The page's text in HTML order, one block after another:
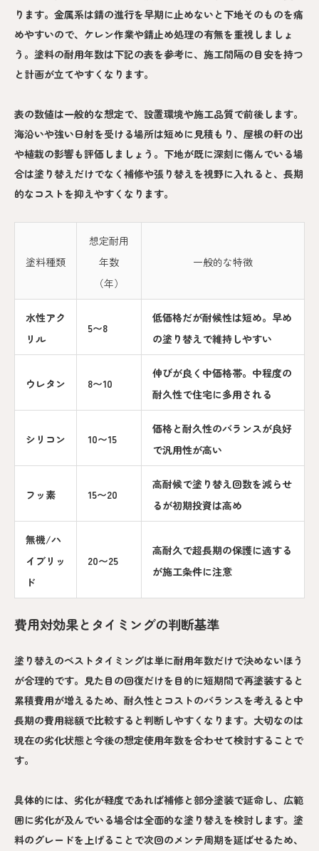
ります。金属系は錆の進行を早期に止めないと下地そのものを痛
めやすいので、ケレン作業や錆止め処理の有無を重視しましょ
う。塗料の耐用年数は下記の表を参考に、施工間隔の目安を持つ
と計画が立てやすくなります。
表の数値は一般的な想定で、設置環境や施工品質で前後します。
海沿いや強い日射を受ける場所は短めに見積もり、屋根の軒の出
や植栽の影響も評価しましょう。下地が既に深刻に傷んでいる場
合は塗り替えだけでなく補修や張り替えを視野に入れると、長期
的なコストを抑えやすくなります。
塗料種類
想定耐用
年数
（年）
一般的な特徴
水性アク
リル
5〜8
低価格だが耐候性は短め。早め
の塗り替えで維持しやすい
ウレタン 8〜10
伸びが良く中価格帯。中程度の
耐久性で住宅に多用される
シリコン 10〜15
価格と耐久性のバランスが良好
で汎用性が高い
フッ素 15〜20
高耐候で塗り替え回数を減らせ
るが初期投資は高め
無機/ハ
イブリッ
ド
20〜25
高耐久で超長期の保護に適する
が施工条件に注意
費用対効果とタイミングの判断基準
塗り替えのベストタイミングは単に耐用年数だけで決めないほう
が合理的です。見た目の回復だけを目的に短期間で再塗装すると
累積費用が増えるため、耐久性とコストのバランスを考えると中
長期の費用総額で比較すると判断しやすくなります。大切なのは
現在の劣化状態と今後の想定使用年数を合わせて検討することで
す。
具体的には、劣化が軽度であれば補修と部分塗装で延命し、広範
囲に劣化が及んでいる場合は全面的な塗り替えを検討します。塗
料のグレードを上げることで次回のメンテ周期を延ばせるため、